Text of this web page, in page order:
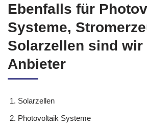
Ebenfalls für
Systeme,
Solarzellen sind wir
Anbieter
Solarzellen
Photovoltaik Systeme